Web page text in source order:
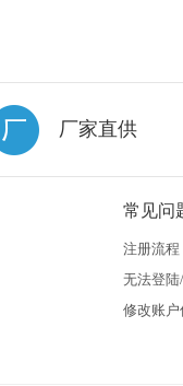
厂家直供
常见问
注册流程
无法登
修改账户